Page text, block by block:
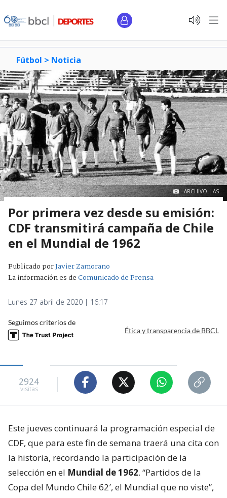
Fútbol > Noticia
ARCHIVO | AS
Por primera vez desde su emisión:
CDF transmitirá campaña de Chile
en el Mundial de 1962
Publicado porJavier Zamorano
La información es deComunicado de Prensa
Lunes 27 abril de 2020 | 16:17
Seguimos criterios de
Ética y transparencia de BBCL
2924
visitas
Este jueves continuará la programación especial de
CDF, que para este fin de semana traerá una cita con
la historia, recordando la participación de la
selección en el Mundial de 1962. “Partidos de la
Copa del Mundo Chile 62′, el Mundial que no viste”,